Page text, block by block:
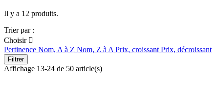
Il y a 12 produits.
Trier par :
Choisir 
Pertinence Nom, A à Z Nom, Z à A Prix, croissant Prix, décroissant
Filtrer
Affichage 13-24 de 50 article(s)